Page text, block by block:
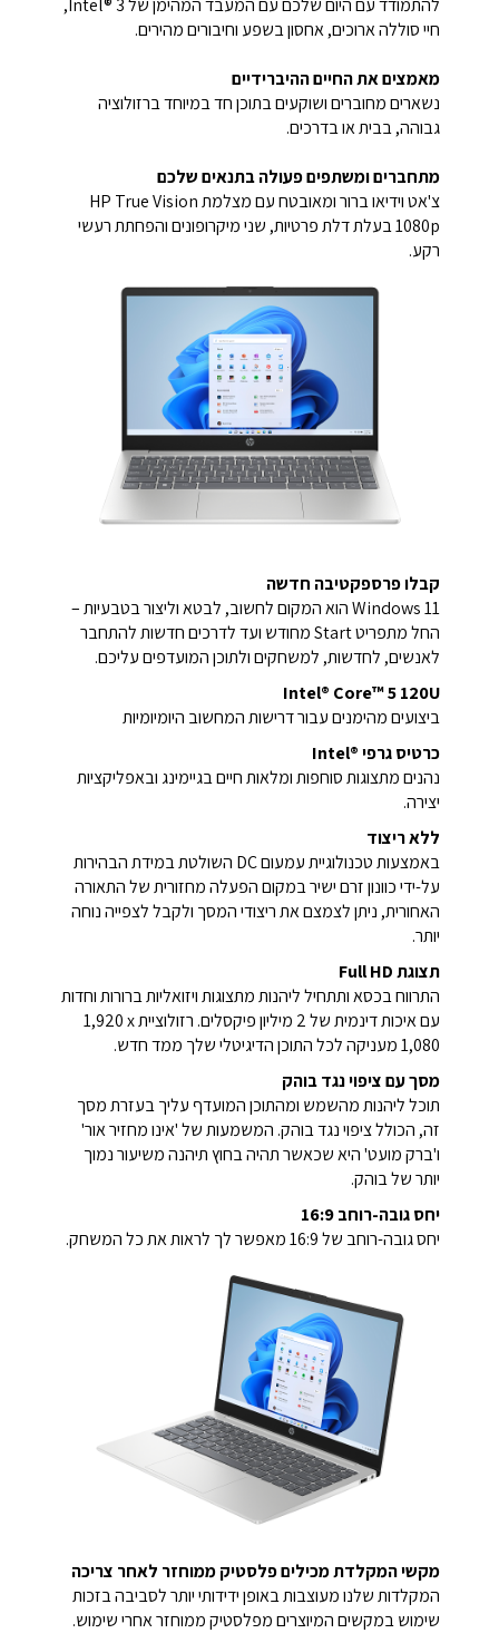
להתמודד עם היום שלכם עם המעבד המהימן של Intel®‎ 3,
חיי סוללה ארוכים, אחסון בשפע וחיבורים מהירים.
מאמצים את החיים ההיברידיים
נשארים מחוברים ושוקעים בתוכן חד במיוחד ברזולוציה
גבוהה, בבית או בדרכים.
מתחברים ומשתפים פעולה בתנאים שלכם
צ'אט וידיאו ברור ומאובטח עם מצלמת HP True Vision
1080p בעלת דלת פרטיות, שני מיקרופונים והפחתת רעשי
רקע.
קבלו פרספקטיבה חדשה
Windows 11 הוא המקום לחשוב, לבטא וליצור בטבעיות –
החל מתפריט Start מחודש ועד לדרכים חדשות להתחבר
לאנשים, לחדשות, למשחקים ולתוכן המועדפים עליכם.
Intel® Core™ 5 120U
ביצועים מהימנים עבור דרישות המחשוב היומיומיות
כרטיס גרפי Intel®‎
נהנים מתצוגות סוחפות ומלאות חיים בגיימינג ובאפליקציות
יצירה.
ללא ריצוד
באמצעות טכנולוגיית עמעום DC השולטת במידת הבהירות
על-ידי כוונון זרם ישיר במקום הפעלה מחזורית של התאורה
האחורית, ניתן לצמצם את ריצודי המסך ולקבל לצפייה נוחה
יותר.
תצוגת Full HD
התרווח בכסא ותתחיל ליהנות מתצוגות ויזואליות ברורות וחדות
עם איכות דינמית של 2 מיליון פיקסלים. רזולוציית ‎1,920 x
1,080 מעניקה לכל התוכן הדיגיטלי שלך ממד חדש.
מסך עם ציפוי נגד בוהק
תוכל ליהנות מהשמש ומהתוכן המועדף עליך בעזרת מסך
זה, הכולל ציפוי נגד בוהק. המשמעות של 'אינו מחזיר אור'
ו'ברק מועט' היא שכאשר תהיה בחוץ תיהנה משיעור נמוך
יותר של בוהק.
יחס גובה-רוחב 16:9
יחס גובה-רוחב של 16:9 מאפשר לך לראות את כל המשחק.
מקשי המקלדת מכילים פלסטיק ממוחזר לאחר צריכה
המקלדות שלנו מעוצבות באופן ידידותי יותר לסביבה בזכות
שימוש במקשים המיוצרים מפלסטיק ממוחזר אחרי שימוש.